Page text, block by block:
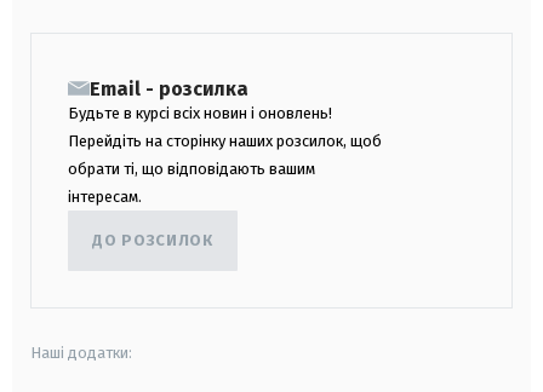
Email - розсилка
Будьте в курсі всіх новин і оновлень!
Перейдіть на сторінку наших розсилок, щоб
обрати ті, що відповідають вашим
інтересам.
ДО РОЗСИЛОК
Наші додатки: